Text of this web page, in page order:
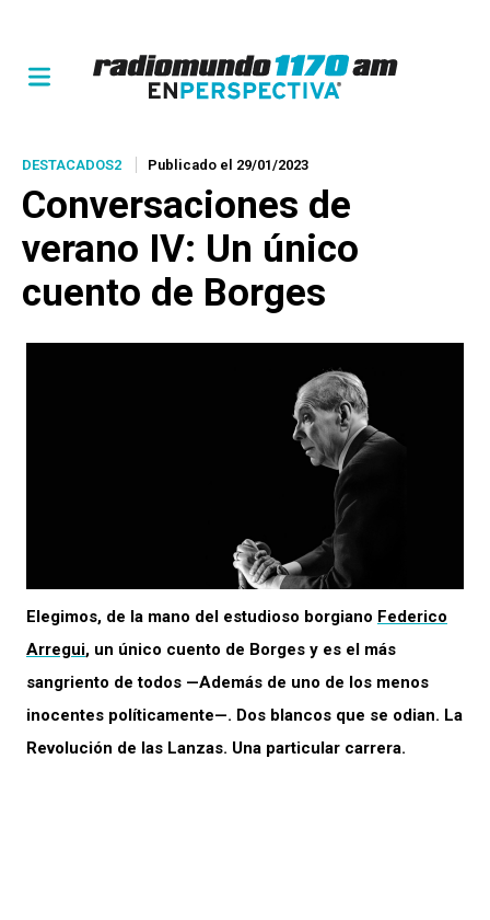
DESTACADOS2 Publicado el 29/01/2023
Conversaciones de
verano IV: Un único
cuento de Borges
Elegimos, de la mano del estudioso borgiano Federico
Arregui, un único cuento de Borges y es el más
sangriento de todos —Además de uno de los menos
inocentes políticamente—. Dos blancos que se odian. La
Revolución de las Lanzas. Una particular carrera.